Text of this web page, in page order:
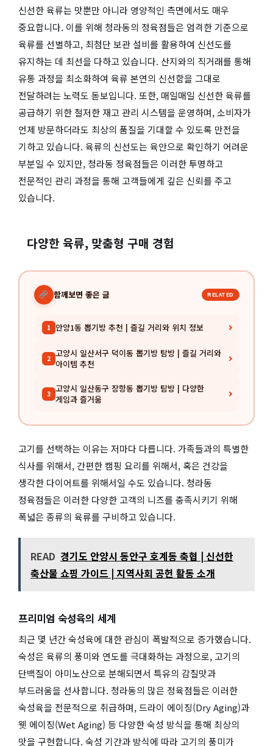
신선한 육류는 맛뿐만 아니라 영양적인 측면에서도 매우
중요합니다. 이를 위해 청라동의 정육점들은 엄격한 기준으로
육류를 선별하고, 최첨단 보관 설비를 활용하여 신선도를
유지하는 데 최선을 다하고 있습니다. 산지와의 직거래를 통해
유통 과정을 최소화하여 육류 본연의 신선함을 그대로
전달하려는 노력도 돋보입니다. 또한, 매일매일 신선한 육류를
공급하기 위한 철저한 재고 관리 시스템을 운영하며, 소비자가
언제 방문하더라도 최상의 품질을 기대할 수 있도록 만전을
기하고 있습니다. 육류의 신선도는 육안으로 확인하기 어려운
부분일 수 있지만, 청라동 정육점들은 이러한 투명하고
전문적인 관리 과정을 통해 고객들에게 깊은 신뢰를 주고
있습니다.
다양한 육류, 맞춤형 구매 경험
함께보면 좋은 글 RELATED
1 안양1동 뽑기방 추천 | 즐길 거리와 위치 정보
2 고양시 일산서구 덕이동 뽑기방 탐방 | 즐길 거리와
아이템 추천
3 고양시 일산동구 장항동 뽑기방 탐방 | 다양한
게임과 즐거움
고기를 선택하는 이유는 저마다 다릅니다. 가족들과의 특별한
식사를 위해서, 간편한 캠핑 요리를 위해서, 혹은 건강을
생각한 다이어트를 위해서일 수도 있습니다. 청라동
정육점들은 이러한 다양한 고객의 니즈를 충족시키기 위해
폭넓은 종류의 육류를 구비하고 있습니다.
READ 경기도 안양시 동안구 호계동 축협 | 신선한
축산물 쇼핑 가이드 | 지역사회 공헌 활동 소개
프리미엄 숙성육의 세계
최근 몇 년간 숙성육에 대한 관심이 폭발적으로 증가했습니다.
숙성은 육류의 풍미와 연도를 극대화하는 과정으로, 고기의
단백질이 아미노산으로 분해되면서 특유의 감칠맛과
부드러움을 선사합니다. 청라동의 많은 정육점들은 이러한
숙성육을 전문적으로 취급하며, 드라이 에이징(Dry Aging)과
웻 에이징(Wet Aging) 등 다양한 숙성 방식을 통해 최상의
맛을 구현합니다. 숙성 기간과 방식에 따라 고기의 풍미가